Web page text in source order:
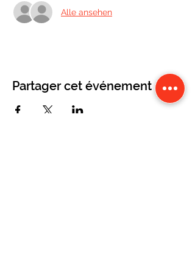
Alle ansehen
Partager cet événement